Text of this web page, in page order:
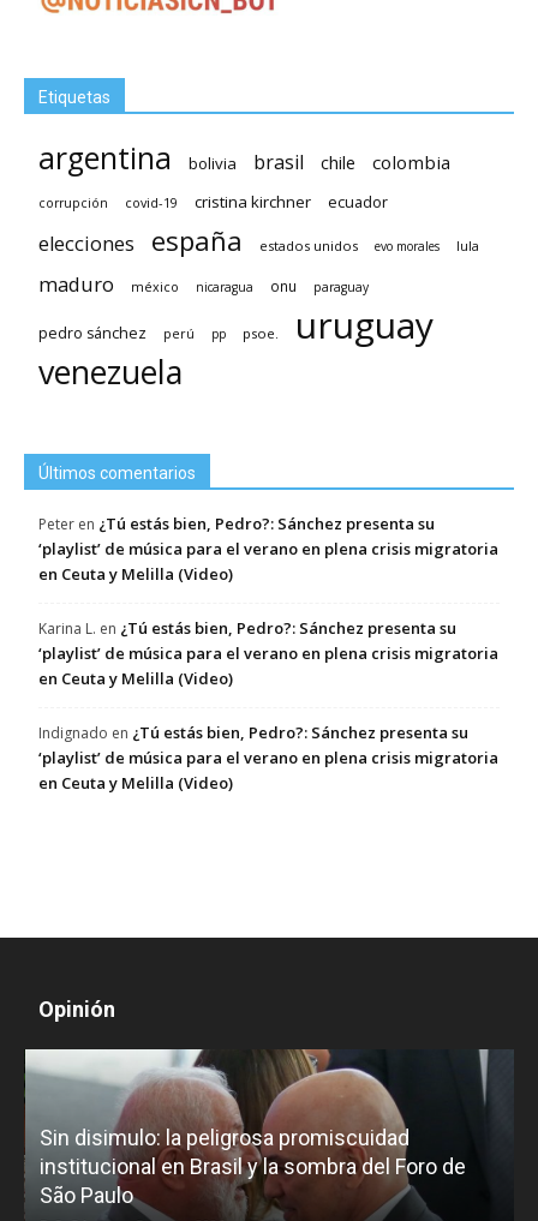
Etiquetas
argentina bolivia brasil chile colombia
corrupción covid-19 cristina kirchner ecuador
elecciones españa estados unidos evo morales lula
maduro méxico nicaragua onu paraguay
pedro sánchez perú pp psoe. uruguay
venezuela
Últimos comentarios
Peter en ¿Tú estás bien, Pedro?: Sánchez presenta su
‘playlist’ de música para el verano en plena crisis migratoria
en Ceuta y Melilla (Video)
Karina L. en ¿Tú estás bien, Pedro?: Sánchez presenta su
‘playlist’ de música para el verano en plena crisis migratoria
en Ceuta y Melilla (Video)
Indignado en ¿Tú estás bien, Pedro?: Sánchez presenta su
‘playlist’ de música para el verano en plena crisis migratoria
en Ceuta y Melilla (Video)
Opinión
Sin disimulo: la peligrosa promiscuidad
institucional en Brasil y la sombra del Foro de
São Paulo